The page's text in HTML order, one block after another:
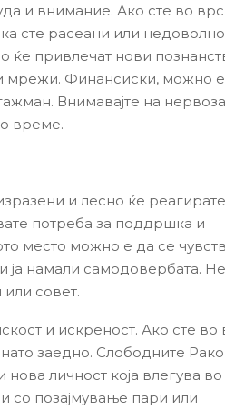
и внимание. Ако сте во
сте расеани или недоволно
ќе привлечат нови
мрежи. Финансиски, можно
Внимавајте на
време.
и лесно ќе
потреба за поддршка и
место можно е да се
ја намали самодовербата.
совет.
и искреност. Ако сте во
заедно. Слободните
личност која влегува
со позајмување пари или